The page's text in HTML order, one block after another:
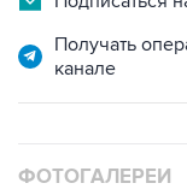
Получать
канале
ФОТОГАЛЕРЕИ